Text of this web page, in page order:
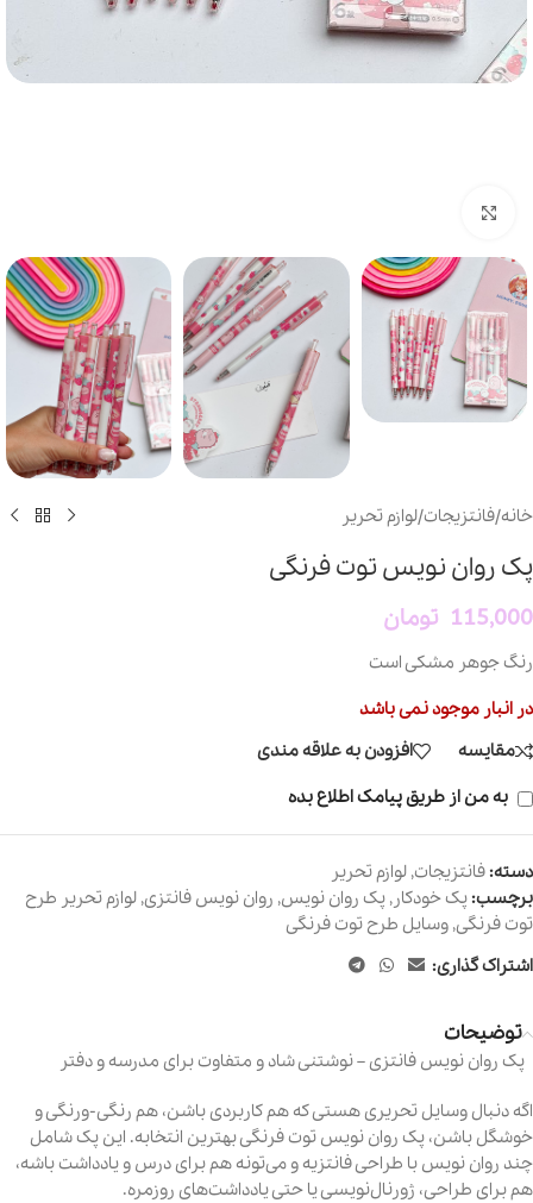
خانه/فانتزیجات/لوازم تحریر
پک روان نویس توت فرنگی
115,000 تومان
رنگ جوهر مشکی است
در انبار موجود نمی باشد
مقایسه
افزودن به علاقه مندی
به من از طریق پیامک اطلاع بده
دسته: فانتزیجات, لوازم تحریر
برچسب: پک خودکار , پک روان نویس, روان نویس فانتزی, لوازم تحریر طرح
توت فرنگی, وسایل طرح توت فرنگی
اشتراک گذاری:
توضیحات
پک روان نویس فانتزی – نوشتنی شاد و متفاوت برای مدرسه و دفتر
اگه دنبال وسایل تحریری هستی که هم کاربردی باشن، هم رنگی‑ورنگی و
خوشگل باشن، پک روان نویس توت فرنگی بهترین انتخابه. این پک شامل
چند روان نویس با طراحی فانتزیه و می‌تونه هم برای درس و یادداشت باشه،
هم برای طراحی، ژورنال‌نویسی یا حتی یادداشت‌های روزمره.